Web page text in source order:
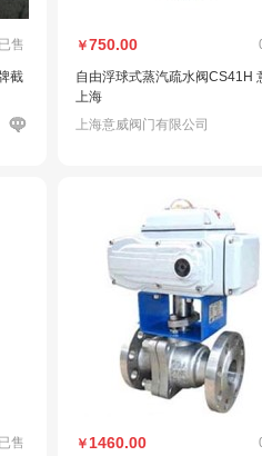
售
截
￥750.00
自由浮球式蒸汽疏水阀CS41H
上海
上海意威阀门有限公司
售 ￥ 1460.00